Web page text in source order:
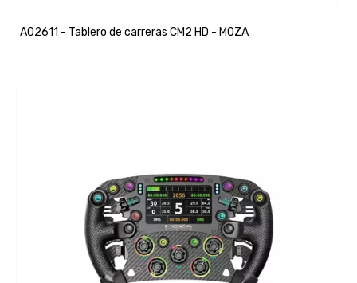
A02611 - Tablero de carreras CM2 HD - MOZA